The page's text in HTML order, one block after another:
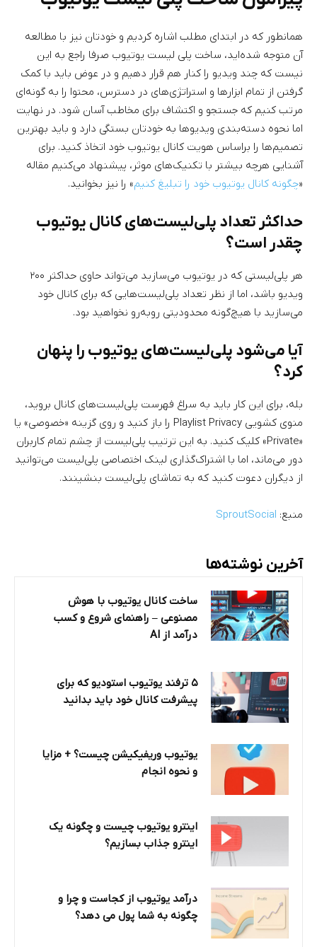
همانطور که در ابتدای مطلب اشاره کردیم و خودتان نیز با مطالعه
آن متوجه شده‌اید، ساخت پلی لیست یوتیوب صرفا راجع به این
نیست که چند ویدیو را کنار هم قرار دهیم و در عوض باید با کمک
گرفتن از تمام ابزارها و استراتژی‌های در دسترس، محتوا را به گونه‌ای
مرتب کنیم که جستجو و اکتشاف برای مخاطب آسان شود. در نهایت
اما نحوه دسته‌بندی ویدیوها به خودتان بستگی دارد و باید بهترین
تصمیم‌ها را براساس هویت کانال یوتیوب خود اتخاذ کنید. برای
آشنایی هرچه بیشتر با تکنیک‌های موثر، پیشنهاد می‌کنیم مقاله
«چگونه کانال یوتیوب خود را تبلیغ کنیم» را نیز بخوانید.
حداکثر تعداد پلی‌لیست‌های کانال یوتیوب
چقدر است؟
هر پلی‌لیستی که در یوتیوب می‌سازید می‌تواند حاوی حداکثر ۲۰۰
ویدیو باشد، اما از نظر تعداد پلی‌لیست‌هایی که برای کانال خود
می‌سازید با هیچ‌گونه محدودیتی روبه‌رو نخواهید بود.
آیا می‌شود پلی‌لیست‌های یوتیوب را پنهان
کرد؟
بله، برای این کار باید به سراغ فهرست پلی‌لیست‌های کانال بروید،
منوی کشویی Playlist Privacy را باز کنید و روی گزینه «خصوصی» یا
«Private» کلیک کنید. به این ترتیب پلی‌لیست از چشم تمام کاربران
دور می‌ماند،‌ اما با اشتراک‌گذاری لینک اختصاصی پلی‌لیست می‌توانید
از دیگران دعوت کنید که به تماشای پلی‌لیست بنشینند.
منبع:‌ SproutSocial
آخرین نوشته‌ها
ساخت کانال یوتیوب با هوش
مصنوعی – راهنمای شروع و کسب
درآمد از AI
۵ ترفند یوتیوب استودیو که برای
پیشرفت کانال خود باید بدانید
یوتیوب وریفیکیشن چیست؟ + مزایا
و نحوه انجام
اینترو یوتیوب چیست و چگونه یک
اینترو جذاب بسازیم؟
درآمد یوتیوب از کجاست و چرا و
چگونه به شما پول می دهد؟